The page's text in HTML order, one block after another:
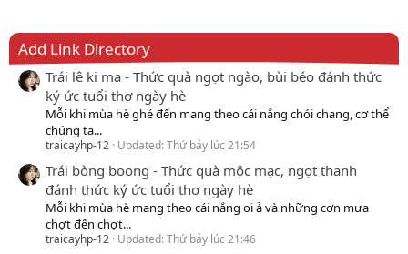
Add Link Directory
Trái lê ki ma - Thức quà ngọt ngào, bùi béo đánh thức
ký ức tuổi thơ ngày hè
Mỗi khi mùa hè ghé đến mang theo cái nắng chói chang, cơ thể
chúng ta...
traicayhp-12 Updated:Thứ bảy lúc 21:54
Trái bòng boong - Thức quà mộc mạc, ngọt thanh
đánh thức ký ức tuổi thơ ngày hè
Mỗi khi mùa hè mang theo cái nắng oi ả và những cơn mưa
chợt đến chợt...
traicayhp-12 Updated:Thứ bảy lúc 21:46